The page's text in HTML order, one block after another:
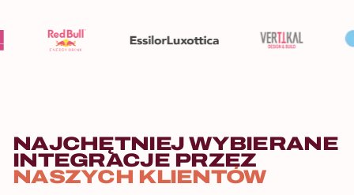
NAJCHĘTNIEJ WYBIERANE
INTEGRACJE PRZEZ
NASZYCH KLIENTÓW